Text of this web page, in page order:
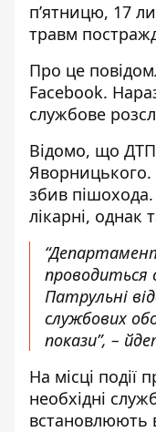
п’ятницю, 17
травм
Про це
Facebook.
службове
Відомо, що ДТП
Яворницького.
збив
лікарні, однак
проводиться
Патрульні
службових
покази”, –
На місці події
необхідні
встановлюють